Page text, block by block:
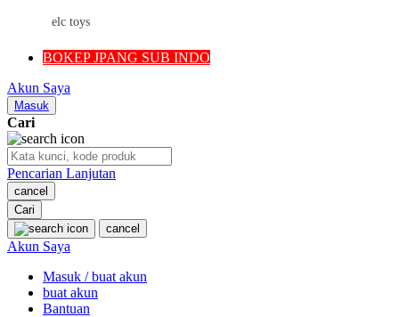
Oh Ma Grain
P
Peachy
Phil & Ted's
elc toys
BOKEP JPANG SUB INDO
Akun Saya
Masuk
Cari
Pencarian Lanjutan
cancel
Cari
cancel
Akun Saya
Masuk / buat akun
buat akun
Bantuan